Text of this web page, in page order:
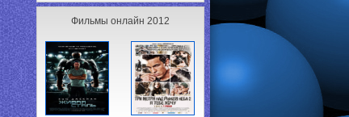
Фильмы онлайн 2012